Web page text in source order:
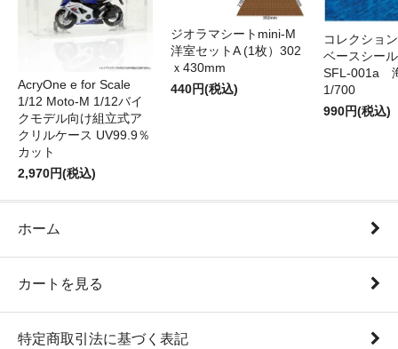
AcryOne e for Scale
1/12 Moto-M 1/12バイ
クモデル向け組立式ア
クリルケース UV99.9％
カット
2,970円(税込)
ジオラマシートmini-M
洋室セットA (1枚）302
ｘ430mm
440円(税込)
コレクショ
ベースシー
SFL-001a
1/700
990円(税込)
ホーム
カートを見る
特定商取引法に基づく表記